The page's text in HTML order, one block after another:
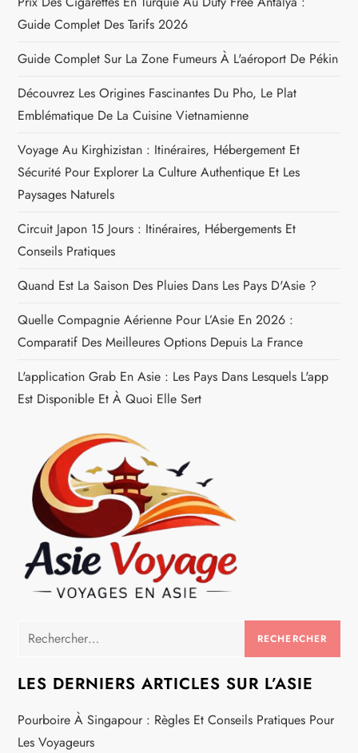
o
n
d
e
l
’
a
r
t
i
c
e
Guide Complet Des Tarifs 2026
Guide Complet Sur La Zone Fumeurs À L'aéroport De Pékin
Découvrez Les Origines Fascinantes Du Pho, Le Plat
Emblématique De La Cuisine Vietnamienne
Voyage Au Kirghizistan : Itinéraires, Hébergement Et
Sécurité Pour Explorer La Culture Authentique Et Les
Paysages Naturels
Circuit Japon 15 Jours : Itinéraires, Hébergements Et
Conseils Pratiques
Quand Est La Saison Des Pluies Dans Les Pays D'Asie ?
Quelle Compagnie Aérienne Pour L’Asie En 2026 :
Comparatif Des Meilleures Options Depuis La France
L'application Grab En Asie : Les Pays Dans Lesquels L'app
Est Disponible Et À Quoi Elle Sert
Rechercher :
LES DERNIERS ARTICLES SUR L’ASIE
Pourboire À Singapour : Règles Et Conseils Pratiques Pour
Les Voyageurs